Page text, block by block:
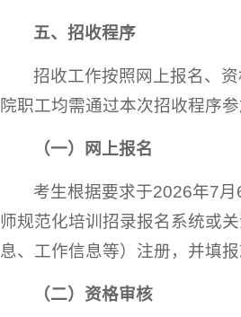
五、招收程序
招收工作按照网上报名、
院职工均需通过本次招收程序参
（一）网上报名
考生根据要求于2026年7
师规范化培训招录报名系统或
息、工作信息等）注册，并填报
（二）资格审核